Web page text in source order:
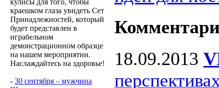
кулисы для того, чтобы
краешком глаза увидеть Сет
Принадлежностей, который
будет представлен в
играбельном
демонстрационном образце
на нашем мероприятии.
Наслаждайтесь на здоровье!
- 30 сентября – мужчина
18.09.2013